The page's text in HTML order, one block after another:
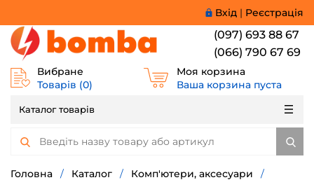
Вхід | Реєстрація
(097) 693 88 67
(066) 790 67 69
Вибране
Товарів (0)
Моя корзина
Ваша корзина пуста
Каталог товарів
Головна / Каталог / Комп'ютери, аксесуари
/